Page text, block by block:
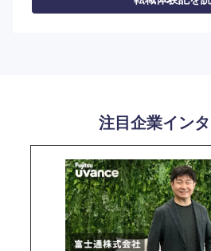
注目企業イン